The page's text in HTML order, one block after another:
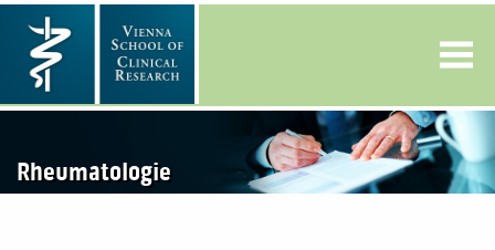
Rheumatologie